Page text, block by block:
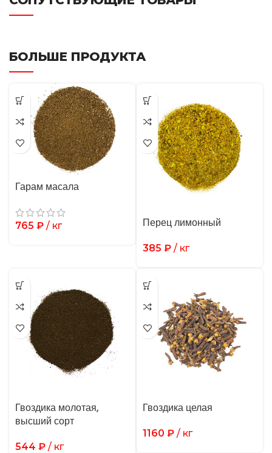
БОЛЬШЕ ПРОДУКТА
Гарам масала
765 ₽ / кг Перец лимонный
385 ₽ / кг
Гвоздика молотая,
высший сорт
544 ₽ / кг
Гвоздика целая
1160 ₽ / кг